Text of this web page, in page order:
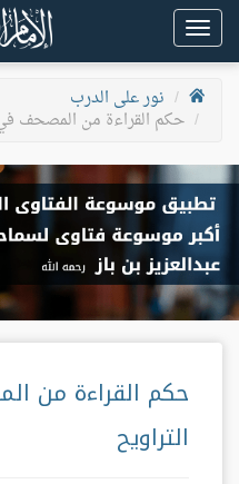
Toggle
navigation
نور على الدرب
حكم القراءة من المصحف
حكم القراءة من
التراويح